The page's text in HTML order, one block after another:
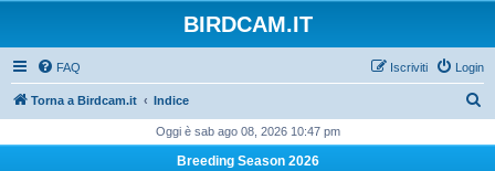
BIRDCAM.IT
FAQ Login
Iscriviti
Torna a Birdcam.it Indice
Oggi è sab ago 08, 2026 10:47 pm
Breeding Season 2026